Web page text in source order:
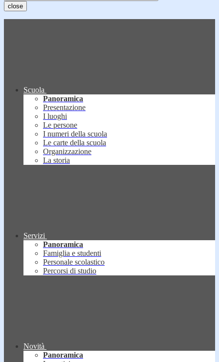
close
Scuola
Panoramica
Presentazione
I luoghi
Le persone
I numeri della scuola
Le carte della scuola
Organizzazione
La storia
Servizi
Panoramica
Famiglia e studenti
Personale scolastico
Percorsi di studio
Novità
Panoramica